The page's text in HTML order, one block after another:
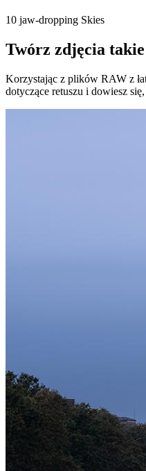
10 jaw-dropping Skies
Twórz zdjęcia
Korzystając z plików RAW z
dotyczące retuszu i dowiesz